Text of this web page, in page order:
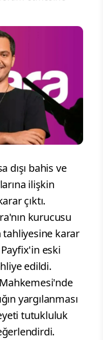
dışı bahis ve
ilişkin
çıktı.
kurucusu
tahliyesine karar
eski
edildi.
yargılanması
tutukluluk